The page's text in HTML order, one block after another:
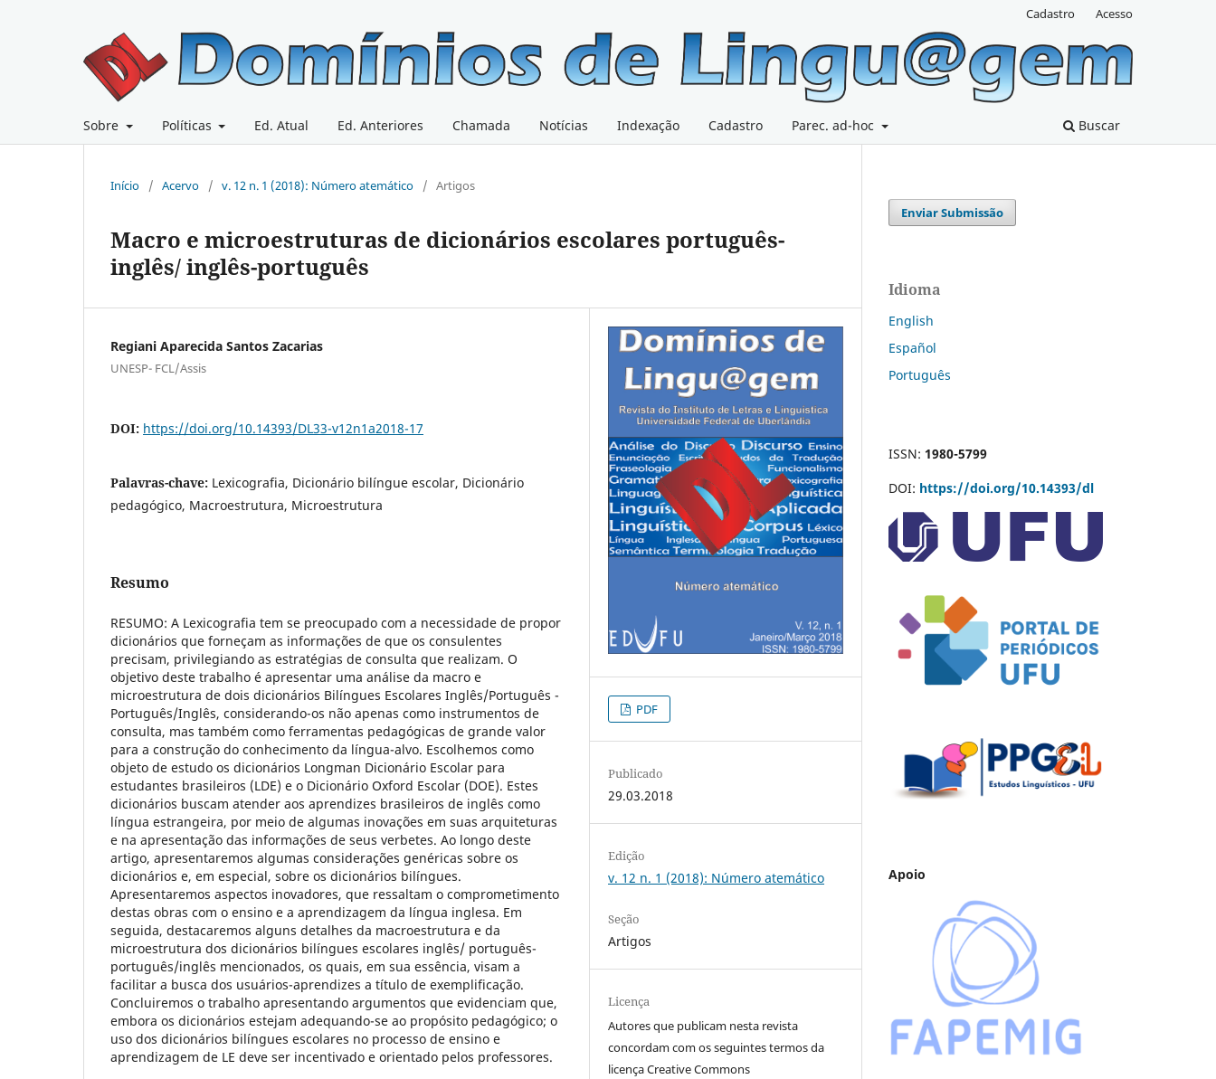
Sobre Políticas Ed. Atual Ed. Anteriores Chamada Notícias Indexação Cadastro Parec. ad-hoc Buscar
Cadastro Acesso
Início / Acervo / v. 12 n. 1 (2018): Número atemático / Artigos
Macro e microestruturas de dicionários escolares português-
inglês/ inglês-português
Regiani Aparecida Santos Zacarias
UNESP- FCL/Assis
DOI: https://doi.org/10.14393/DL33-v12n1a2018-17
Palavras-chave: Lexicografia, Dicionário bilíngue escolar, Dicionário
pedagógico, Macroestrutura, Microestrutura
Resumo
RESUMO: A Lexicografia tem se preocupado com a necessidade de propor
dicionários que forneçam as informações de que os consulentes
precisam, privilegiando as estratégias de consulta que realizam. O
objetivo deste trabalho é apresentar uma análise da macro e
microestrutura de dois dicionários Bilíngues Escolares Inglês/Português -
Português/Inglês, considerando-os não apenas como instrumentos de
consulta, mas também como ferramentas pedagógicas de grande valor
para a construção do conhecimento da língua-alvo. Escolhemos como
objeto de estudo os dicionários Longman Dicionário Escolar para
estudantes brasileiros (LDE) e o Dicionário Oxford Escolar (DOE). Estes
dicionários buscam atender aos aprendizes brasileiros de inglês como
língua estrangeira, por meio de algumas inovações em suas arquiteturas
e na apresentação das informações de seus verbetes. Ao longo deste
artigo, apresentaremos algumas considerações genéricas sobre os
dicionários e, em especial, sobre os dicionários bilíngues.
Apresentaremos aspectos inovadores, que ressaltam o comprometimento
destas obras com o ensino e a aprendizagem da língua inglesa. Em
seguida, destacaremos alguns detalhes da macroestrutura e da
microestrutura dos dicionários bilíngues escolares inglês/ português-
português/inglês mencionados, os quais, em sua essência, visam a
facilitar a busca dos usuários-aprendizes a título de exemplificação.
Concluiremos o trabalho apresentando argumentos que evidenciam que,
embora os dicionários estejam adequando-se ao propósito pedagógico; o
uso dos dicionários bilíngues escolares no processo de ensino e
aprendizagem de LE deve ser incentivado e orientado pelos professores.
PDF
Publicado
29.03.2018
Edição
v. 12 n. 1 (2018): Número atemático
Seção
Artigos
Licença
Autores que publicam nesta revista
concordam com os seguintes termos da
licença Creative Commons
Enviar Submissão
Idioma
English
Español
Português
ISSN: 1980-5799
DOI: https://doi.org/10.14393/dl
Apoio